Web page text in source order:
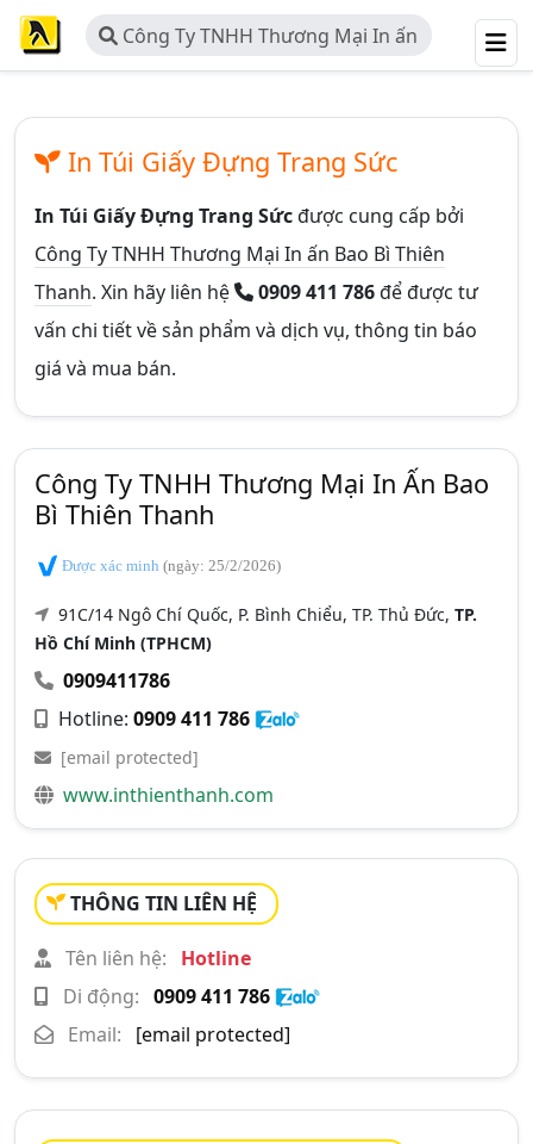
Công Ty TNHH Thương Mại In ấn
Bao Bì Thiên Thanh
In Túi Giấy Đựng Trang Sức
In Túi Giấy Đựng Trang Sứcđược cung cấp bởi
Công Ty TNHH Thương Mại In ấn Bao Bì Thiên
Thanh. Xin hãy liên hệ 0909 411 786để được tư
vấn chi tiết về sản phẩm và dịch vụ, thông tin báo
giá và mua bán.
Công Ty TNHH Thương Mại In Ấn Bao
Bì Thiên Thanh
Được xác minh (ngày: 25/2/2026)
91C/14 Ngô Chí Quốc, P. Bình Chiểu, TP. Thủ Đức, TP.
Hồ Chí Minh (TPHCM)
0909411786
Hotline: 0909 411 786
[email protected]
www.inthienthanh.com
THÔNG TIN LIÊN HỆ
Tên liên hệ:
Hotline
Di động: 0909 411 786
Email:
[email protected]